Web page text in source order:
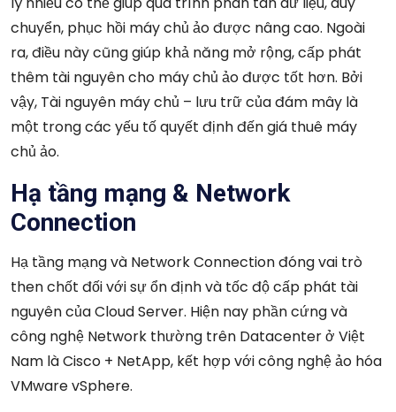
chuyển, phục hồi máy chủ ảo được nâng cao. Ngoài
ra, điều này cũng giúp khả năng mở rộng, cấp phát
thêm tài nguyên cho máy chủ ảo được tốt hơn. Bởi
vậy, Tài nguyên máy chủ – lưu trữ của đám mây là
một trong các yếu tố quyết định đến giá thuê máy
chủ ảo.
Hạ tầng mạng & Network
Connection
Hạ tầng mạng và Network Connectionđóng vai trò
then chốt đối với sự ổn định và tốc độ cấp phát tài
nguyên củaCloud Server. Hiện nay phần cứng và
công nghệ Network thường trên Datacenter ở Việt
Nam là Cisco + NetApp, kết hợp với công nghệ ảo hóa
VMware vSphere.